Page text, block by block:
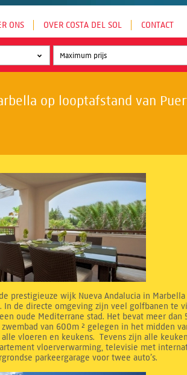
ONS OVER COSTA DEL SOL CONTACT
op looptafstand van
prestigieuze wijk Nueva Andalucia in
In de directe omgeving zijn veel golfbanen te
oude Mediterrane stad. Het bevat meer
van 600m ² gelegen in het midden
vloeren en keukens. Tevens zijn alle
vloerverwarming, televisie met
parkeergarage voor twee auto’s.